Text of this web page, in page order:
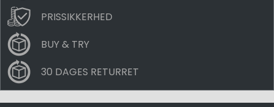
PRISSIKKERHED
BUY & TRY
30 DAGES RETURRET